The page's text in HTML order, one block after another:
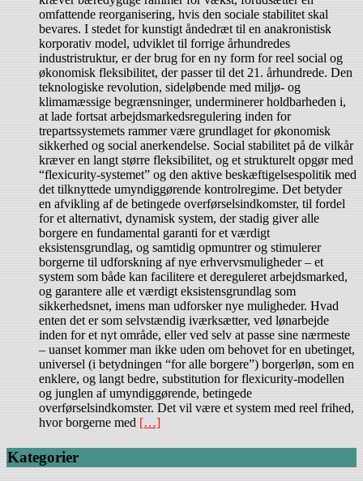
omfattende reorganisering, hvis den sociale stabilitet skal
bevares. I stedet for kunstigt åndedræt til en anakronistisk
korporativ model, udviklet til forrige århundredes
industristruktur, er der brug for en ny form for reel social og
økonomisk fleksibilitet, der passer til det 21. århundrede. Den
teknologiske revolution, sideløbende med miljø- og
klimamæssige begrænsninger, underminerer holdbarheden i,
at lade fortsat arbejdsmarkedsregulering inden for
trepartssystemets rammer være grundlaget for økonomisk
sikkerhed og social anerkendelse. Social stabilitet på de vilkår
kræver en langt større fleksibilitet, og et strukturelt opgør med
“flexicurity-systemet” og den aktive beskæftigelsespolitik med
det tilknyttede umyndiggørende kontrolregime. Det betyder
en afvikling af de betingede overførselsindkomster, til fordel
for et alternativt, dynamisk system, der stadig giver alle
borgere en fundamental garanti for et værdigt
eksistensgrundlag, og samtidig opmuntrer og stimulerer
borgerne til udforskning af nye erhvervsmuligheder – et
system som både kan facilitere et dereguleret arbejdsmarked,
og garantere alle et værdigt eksistensgrundlag som
sikkerhedsnet, imens man udforsker nye muligheder. Hvad
enten det er som selvstændig iværksætter, ved lønarbejde
inden for et nyt område, eller ved selv at passe sine nærmeste
– uanset kommer man ikke uden om behovet for en ubetinget,
universel (i betydningen “for alle borgere”) borgerløn, som en
enklere, og langt bedre, substitution for flexicurity-modellen
og junglen af umyndiggørende, betingede
overførselsindkomster. Det vil være et system med reel frihed,
hvor borgerne med […]
Kategorier